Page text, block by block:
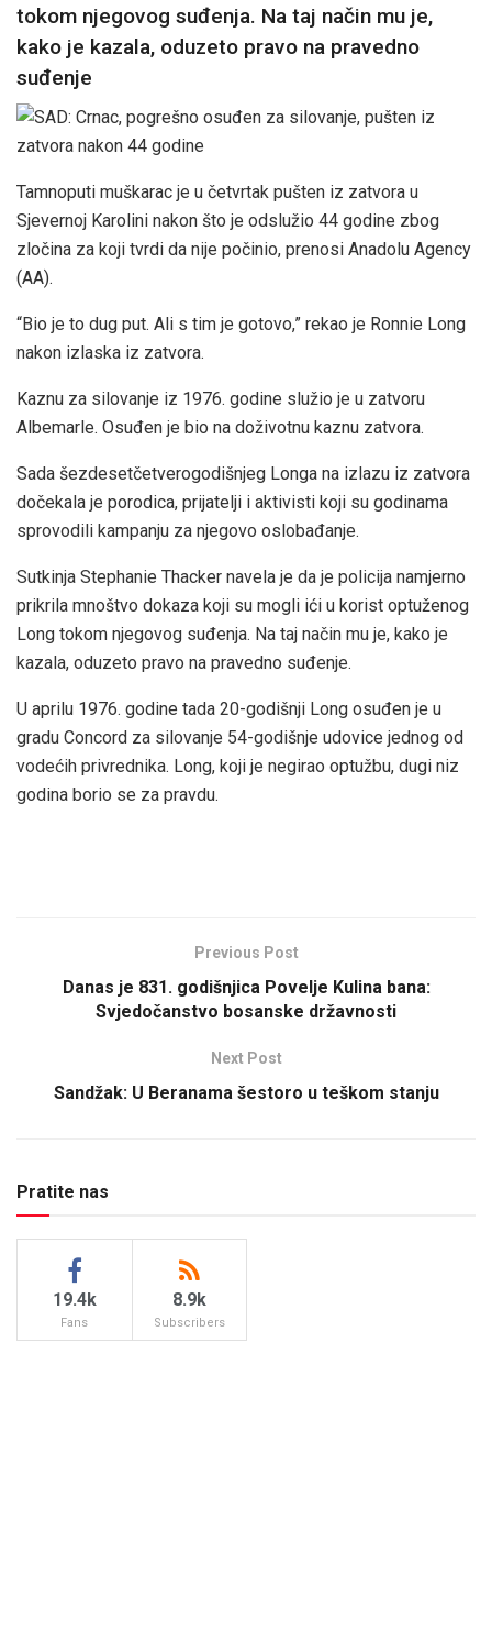
tokom njegovog suđenja. Na taj način mu je,
kako je kazala, oduzeto pravo na pravedno
suđenje
Tamnoputi muškarac je u četvrtak pušten iz zatvora u
Sjevernoj Karolini nakon što je odslužio 44 godine zbog
zločina za koji tvrdi da nije počinio, prenosi Anadolu Agency
(AA).
“Bio je to dug put. Ali s tim je gotovo,” rekao je Ronnie Long
nakon izlaska iz zatvora.
Kaznu za silovanje iz 1976. godine služio je u zatvoru
Albemarle. Osuđen je bio na doživotnu kaznu zatvora.
Sada šezdesetčetverogodišnjeg Longa na izlazu iz zatvora
dočekala je porodica, prijatelji i aktivisti koji su godinama
sprovodili kampanju za njegovo oslobađanje.
Sutkinja Stephanie Thacker navela je da je policija namjerno
prikrila mnoštvo dokaza koji su mogli ići u korist optuženog
Long tokom njegovog suđenja. Na taj način mu je, kako je
kazala, oduzeto pravo na pravedno suđenje.
U aprilu 1976. godine tada 20-godišnji Long osuđen je u
gradu Concord za silovanje 54-godišnje udovice jednog od
vodećih privrednika. Long, koji je negirao optužbu, dugi niz
godina borio se za pravdu.
Previous Post
Danas je 831. godišnjica Povelje Kulina bana:
Svjedočanstvo bosanske državnosti
Next Post
Sandžak: U Beranama šestoro u teškom stanju
Pratite nas
19.4k
Fans
8.9k
Subscribers